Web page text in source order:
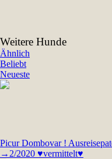
Weitere Hunde
Ähnlich
Beliebt
Neueste
Picur Dombovar !
→2/2020 ♥vermittelt♥